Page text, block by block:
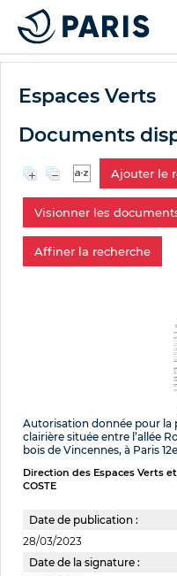
Espaces Verts
Documents
Ajouter le
Visionner les
Affiner la recherche
Autorisation donnée pour la
clairière située entre l’allée
bois de Vincennes, à Paris
Direction des Espaces Verts
COSTE
Date de publication :
28/03/2023
Date de la signature :